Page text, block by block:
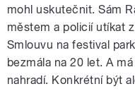
mohl uskutečnit. Sám
městem a policií utíkat
Smlouvu na festival
bezmála na 20 let. A
nahradí. Konkrétní být